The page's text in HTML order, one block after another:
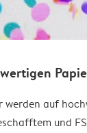
werden auf
und